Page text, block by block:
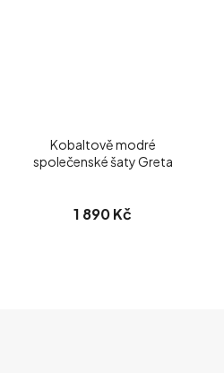
Kobaltově modré
společenské šaty Greta
1 890 Kč